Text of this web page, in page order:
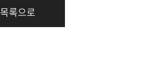
목록으로